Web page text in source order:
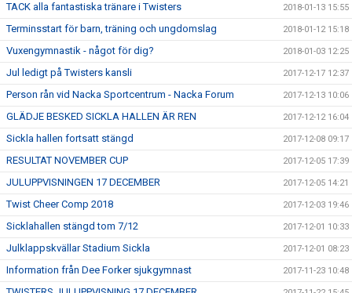
TACK alla fantastiska tränare i Twisters 2018-01-13 15:55
Terminsstart för barn, träning och ungdomslag 2018-01-12 15:18
Vuxengymnastik - något för dig? 2018-01-03 12:25
Jul ledigt på Twisters kansli 2017-12-17 12:37
Person rån vid Nacka Sportcentrum - Nacka Forum 2017-12-13 10:06
GLÄDJE BESKED SICKLA HALLEN ÄR REN 2017-12-12 16:04
Sickla hallen fortsatt stängd 2017-12-08 09:17
RESULTAT NOVEMBER CUP 2017-12-05 17:39
JULUPPVISNINGEN 17 DECEMBER 2017-12-05 14:21
Twist Cheer Comp 2018 2017-12-03 19:46
Sicklahallen stängd tom 7/12 2017-12-01 10:33
Julklappskvällar Stadium Sickla 2017-12-01 08:23
Information från Dee Forker sjukgymnast 2017-11-23 10:48